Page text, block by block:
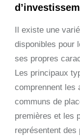
Il existe une
disponibles pour
ses propres
Les principaux
comprennent les
communs de
premières et les
représentent des